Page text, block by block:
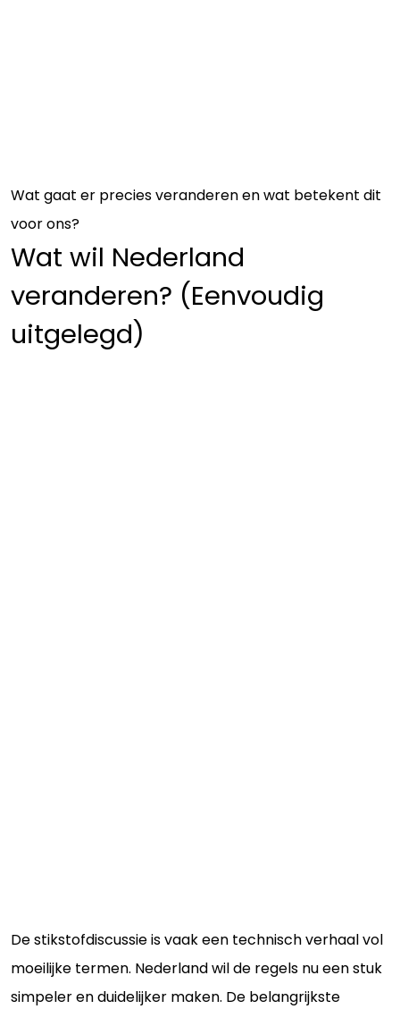
Wat gaat er precies veranderen en wat betekent dit
voor ons?
Wat wil Nederland
veranderen? (Eenvoudig
uitgelegd)
De stikstofdiscussie is vaak een technisch verhaal vol
moeilijke termen. Nederland wil de regels nu een stuk
simpeler en duidelijker maken. De belangrijkste